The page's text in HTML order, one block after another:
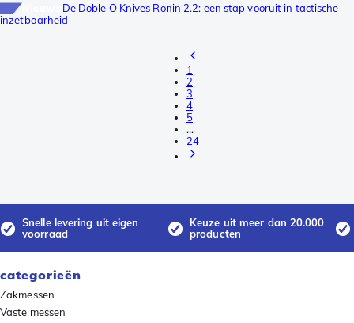
Nieuws De Doble O Knives Ronin 2.2: een stap vooruit in tactische
inzetbaarheid
1
2
3
4
5
…
24
Snelle levering uit eigen
voorraad
Keuze uit meer dan 20.000
producten
categorieën
Zakmessen
Vaste messen